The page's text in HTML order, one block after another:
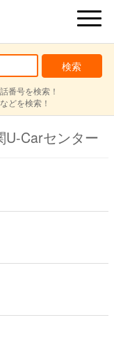
番号を検索！
どを検索！
U-Carセンター